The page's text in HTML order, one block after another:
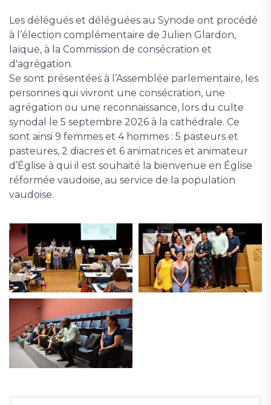
Les délégués et déléguées au Synode ont procédé
à l’élection complémentaire de Julien Glardon,
laïque, à la Commission de consécration et
d'agrégation.
Se sont présentées à l’Assemblée parlementaire, les
personnes qui vivront une consécration, une
agrégation ou une reconnaissance, lors du culte
synodal le 5 septembre 2026 à la cathédrale. Ce
sont ainsi 9 femmes et 4 hommes : 5 pasteurs et
pasteures, 2 diacres et 6 animatrices et animateur
d’Église à qui il est souhaité la bienvenue en Église
réformée vaudoise, au service de la population
vaudoise.